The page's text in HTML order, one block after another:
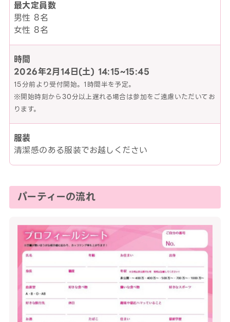
最大定員数
男性 8名
女性 8名
時間
2026年2月14日(土) 14:15~15:45
15分前より受付開始。1時間半を予定。
※開始時刻から30分以上遅れる場合は参加をご遠慮いただいてお
ります。
服装
清潔感のある服装でお越しください
パーティーの流れ